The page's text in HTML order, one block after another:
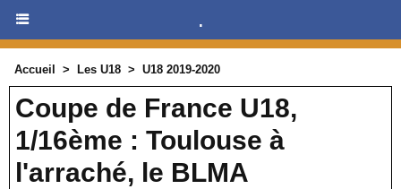
.
Accueil > Les U18 > U18 2019-2020
Coupe de France U18,
1/16ème : Toulouse à
l'arraché, le BLMA